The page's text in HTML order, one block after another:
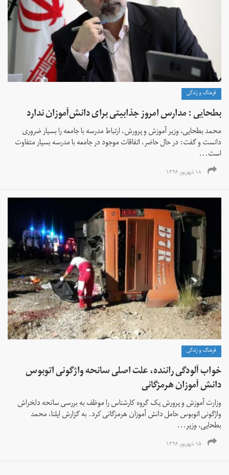
فرهنگ و زندگی
بطحایی : مدارس امروز جذابیتی برای دانش‌آموزان ندارد
محمد بطحایی، وزیر آموزش و پرورش،‌ ارتباط مدرسه با جامعه را بسیار ضروری
دانست و گفت: در حال حاضر، اتفاقات موجود در جامعه با مدرسه بسیار متفاوت
است...
۱۸ شهریور ۱۳۹۶
فرهنگ و زندگی
خواب آلودگی راننده، علت اصلی سانحه واژگونی اتوبوس
دانش آموزان هرمزگانی
وزارت آموزش و پرورش یک گروه کارشناس را موظف به بررسی سانحه دلخراش
واژگونی اتوبوس حامل دانش آموزان هرمزگانی کرد. به گزارش ایلنا، محمد
بطحایی، وزیر...
۱۵ شهریور ۱۳۹۶